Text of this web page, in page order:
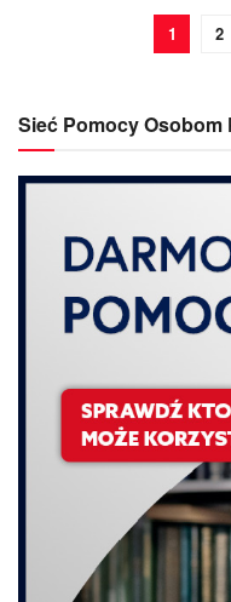
1 2
Sieć Pomocy